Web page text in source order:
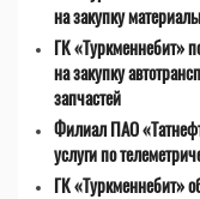
на закупку
ГК «Туркменнебит»
на закупку
запчастей
Филиал ПАО
услуги по
ГК «Туркменнебит»